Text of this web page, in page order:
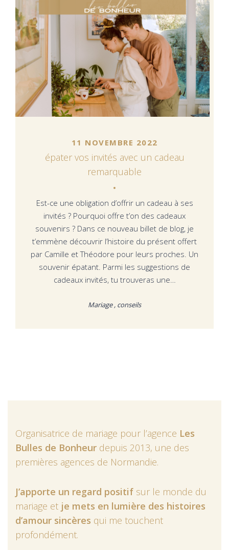
11 NOVEMBRE 2022
épater vos invités avec un cadeau
remarquable
Est-ce une obligation d’offrir un cadeau à ses
invités ? Pourquoi offre t’on des cadeaux
souvenirs ? Dans ce nouveau billet de blog, je
t’emmène découvrir l’histoire du présent offert
par Camille et Théodore pour leurs proches. Un
souvenir épatant. Parmi les suggestions de
cadeaux invités, tu trouveras une…
Mariage , conseils
Organisatrice de mariage pour l’agence Les
Bulles de Bonheur depuis 2013, une des
premières agences de Normandie.
J’apporte un regard positif sur le monde du
mariage et je mets en lumière des histoires
d’amour sincères qui me touchent
profondément.